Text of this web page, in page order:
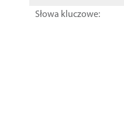
Słowa kluczowe: